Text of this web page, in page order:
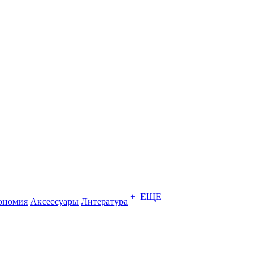
Аксессуары Литература + ЕЩЕ